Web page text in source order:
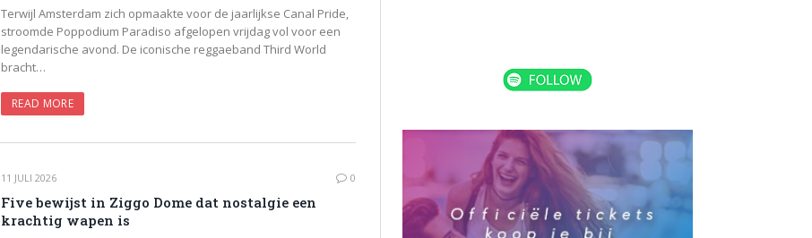
Terwijl Amsterdam zich opmaakte voor de jaarlijkse Canal Pride,
stroomde Poppodium Paradiso afgelopen vrijdag vol voor een
legendarische avond. De iconische reggaeband Third World
bracht…
READ MORE
11 JULI 2026 0
Five bewijst in Ziggo Dome dat nostalgie een
krachtig wapen is